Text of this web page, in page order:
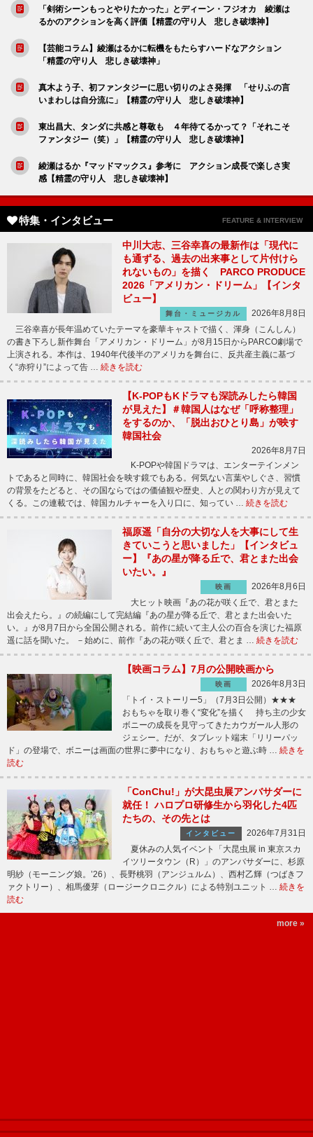
「剣術シーンもっとやりたかった」とディーン・フジオカ 綾瀬は
るかのアクションを高く評価【精霊の守り人 悲しき破壊神】
【芸能コラム】綾瀬はるかに転機をもたらすハードなアクション
「精霊の守り人 悲しき破壊神」
真木よう子、初ファンタジーに思い切りのよさ発揮 「せりふの言
いまわしは自分流に」【精霊の守り人 悲しき破壊神】
東出昌大、タンダに共感と尊敬も ４年待てるかって？「それこそ
ファンタジー（笑）」【精霊の守り人 悲しき破壊神】
綾瀬はるか『マッドマックス』参考に アクション成長で楽しさ実
感【精霊の守り人 悲しき破壊神】
特集・インタビュー FEATURE & INTERVIEW
中川大志、三谷幸喜の最新作は「現代に
も通ずる、過去の出来事として片付けら
れないもの」を描く PARCO PRODUCE
2026「アメリカン・ドリーム」【インタ
ビュー】
舞台・ミュージカル
2026年8月8日
三谷幸喜が長年温めていたテーマを豪華キャストで描く、渾身（こんしん）
の書き下ろし新作舞台「アメリカン・ドリーム」が8月15日からPARCO劇場で
上演される。本作は、1940年代後半のアメリカを舞台に、反共産主義に基づ
く“赤狩り”によって告 … 続きを読む
【K-POPもKドラマも深読みしたら韓国
が見えた】＃韓国人はなぜ「呼称整理」
をするのか、「脱出おひとり島」が映す
韓国社会
2026年8月7日
K-POPや韓国ドラマは、エンターテインメン
トであると同時に、韓国社会を映す鏡でもある。何気ない言葉やしぐさ、習慣
の背景をたどると、その国ならではの価値観や歴史、人との関わり方が見えて
くる。この連載では、韓国カルチャーを入り口に、知ってい … 続きを読む
福原遥「自分の大切な人を大事にして生
きていこうと思いました」【インタビュ
ー】『あの星が降る丘で、君とまた出会
いたい。』
映画
2026年8月6日
大ヒット映画『あの花が咲く丘で、君とまた
出会えたら。』の続編にして完結編『あの星が降る丘で、君とまた出会いた
い。』が8月7日から全国公開される。前作に続いて主人公の百合を演じた福原
遥に話を聞いた。 －始めに、前作『あの花が咲く丘で、君とま … 続きを読む
【映画コラム】7月の公開映画から
映画
2026年8月3日
「トイ・ストーリー5」（7月3日公開）★★★
おもちゃを取り巻く“変化”を描く 持ち主の少女
ボニーの成長を見守ってきたカウガール人形の
ジェシー。だが、タブレット端末「リリーパッ
ド」の登場で、ボニーは画面の世界に夢中になり、おもちゃと遊ぶ時 … 続きを
読む
「ConChu!」が大昆虫展アンバサダーに
就任！ ハロプロ研修生から羽化した4匹
たちの、その先とは
インタビュー
2026年7月31日
夏休みの人気イベント「大昆虫展 in 東京スカ
イツリータウン（R）」のアンバサダーに、杉原
明紗（モーニング娘。’26）、長野桃羽（アンジュルム）、西村乙輝（つばきフ
ァクトリー）、相馬優芽（ロージークロニクル）による特別ユニット … 続きを
読む
more »